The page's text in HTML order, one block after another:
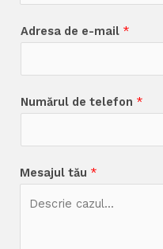
Adresa de e-mail *
Numărul de telefon *
Mesajul tău *